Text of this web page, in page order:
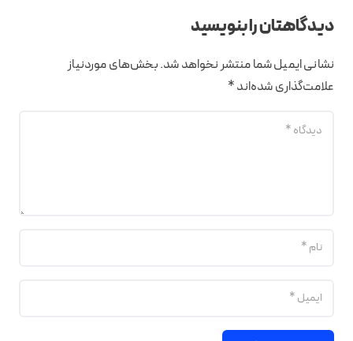
دیدگاهتان را بنویسید
نشانی ایمیل شما منتشر نخواهد شد.بخش‌های موردنیاز
علامت‌گذاری شده‌اند*